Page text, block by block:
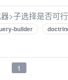
>子选择是否可
builder
1